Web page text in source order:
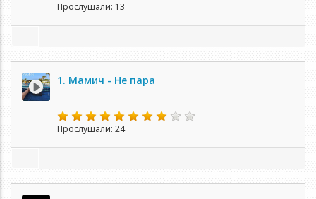
Прослушали: 13
1. Мамич - Не пара
Прослушали: 24